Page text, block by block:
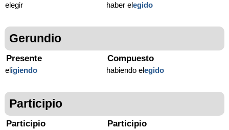
elegir haber elegido
Gerundio
Presente
eligiendo
Compuesto
habiendo elegido
Participio
Participio Participio